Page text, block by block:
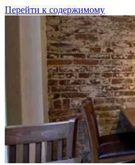
Перейти к содержимому